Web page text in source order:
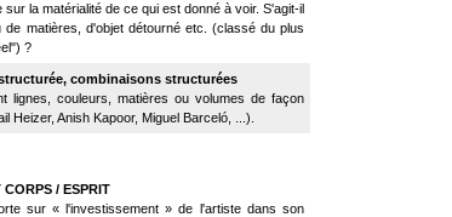
la matérialité de ce qui est donné à voir. S'agit-il
matières, d'objet détourné etc. (classé du plus
?
combinaisons structurées
lignes, couleurs, matières ou volumes de façon
Heizer, Anish Kapoor, Miguel Barceló, ...).
CORPS / ESPRIT
sur « l'investissement » de l'artiste dans son